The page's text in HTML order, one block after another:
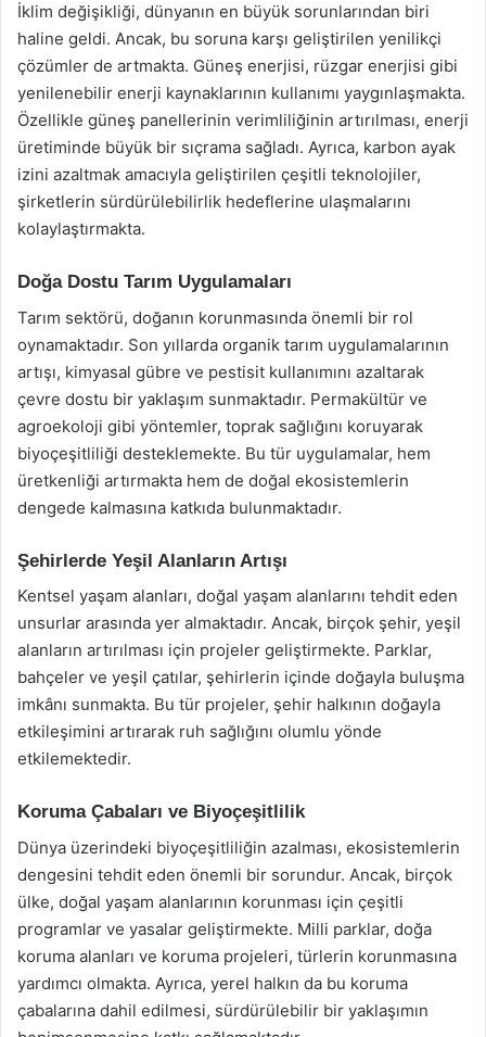
İklim değişikliği, dünyanın en büyük sorunlarından biri
haline geldi. Ancak, bu soruna karşı geliştirilen yenilikçi
çözümler de artmakta. Güneş enerjisi, rüzgar enerjisi gibi
yenilenebilir enerji kaynaklarının kullanımı yaygınlaşmakta.
Özellikle güneş panellerinin verimliliğinin artırılması, enerji
üretiminde büyük bir sıçrama sağladı. Ayrıca, karbon ayak
izini azaltmak amacıyla geliştirilen çeşitli teknolojiler,
şirketlerin sürdürülebilirlik hedeflerine ulaşmalarını
kolaylaştırmakta.
Doğa Dostu Tarım Uygulamaları
Tarım sektörü, doğanın korunmasında önemli bir rol
oynamaktadır. Son yıllarda organik tarım uygulamalarının
artışı, kimyasal gübre ve pestisit kullanımını azaltarak
çevre dostu bir yaklaşım sunmaktadır. Permakültür ve
agroekoloji gibi yöntemler, toprak sağlığını koruyarak
biyoçeşitliliği desteklemekte. Bu tür uygulamalar, hem
üretkenliği artırmakta hem de doğal ekosistemlerin
dengede kalmasına katkıda bulunmaktadır.
Şehirlerde Yeşil Alanların Artışı
Kentsel yaşam alanları, doğal yaşam alanlarını tehdit eden
unsurlar arasında yer almaktadır. Ancak, birçok şehir, yeşil
alanların artırılması için projeler geliştirmekte. Parklar,
bahçeler ve yeşil çatılar, şehirlerin içinde doğayla buluşma
imkânı sunmakta. Bu tür projeler, şehir halkının doğayla
etkileşimini artırarak ruh sağlığını olumlu yönde
etkilemektedir.
Koruma Çabaları ve Biyoçeşitlilik
Dünya üzerindeki biyoçeşitliliğin azalması, ekosistemlerin
dengesini tehdit eden önemli bir sorundur. Ancak, birçok
ülke, doğal yaşam alanlarının korunması için çeşitli
programlar ve yasalar geliştirmekte. Milli parklar, doğa
koruma alanları ve koruma projeleri, türlerin korunmasına
yardımcı olmakta. Ayrıca, yerel halkın da bu koruma
çabalarına dahil edilmesi, sürdürülebilir bir yaklaşımın